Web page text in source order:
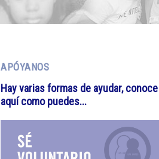
APÓYANOS
Hay varias formas de ayudar, conoce
aquí como puedes...